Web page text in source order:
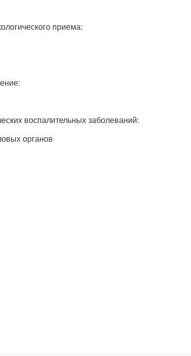
приема:
воспалительных заболеваний:
органов